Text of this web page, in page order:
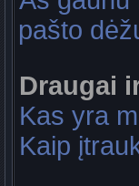
pašto
Draugai
Kas yra
Kaip